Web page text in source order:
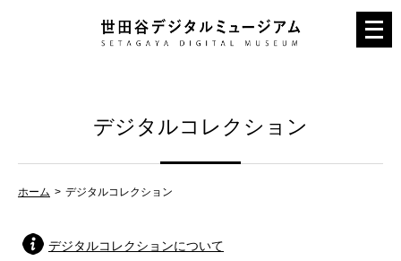
メ
ニ
デジタルコレクション
ホーム デジタルコレクション
デジタルコレクションについて